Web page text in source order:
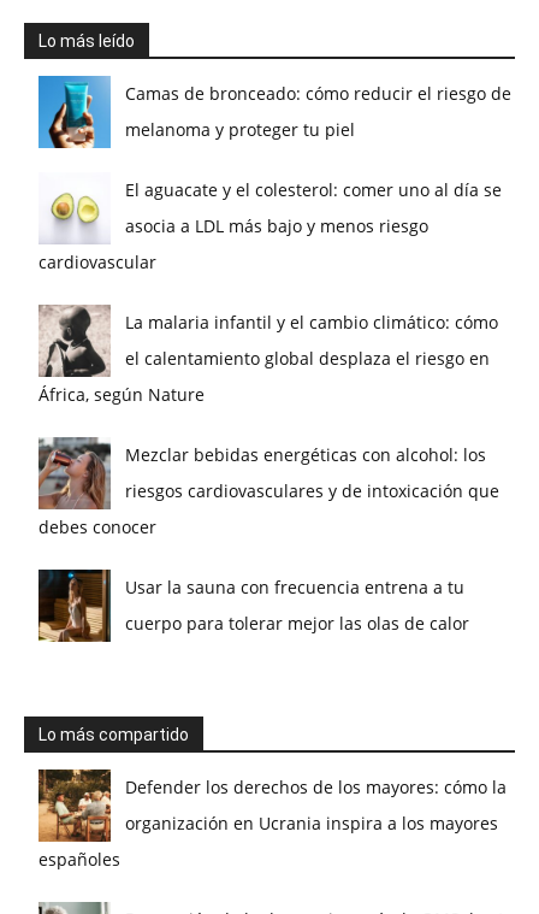
Lo más leído
Camas de bronceado: cómo reducir el riesgo de
melanoma y proteger tu piel
El aguacate y el colesterol: comer uno al día se
asocia a LDL más bajo y menos riesgo
cardiovascular
La malaria infantil y el cambio climático: cómo
el calentamiento global desplaza el riesgo en
África, según Nature
Mezclar bebidas energéticas con alcohol: los
riesgos cardiovasculares y de intoxicación que
debes conocer
Usar la sauna con frecuencia entrena a tu
cuerpo para tolerar mejor las olas de calor
Lo más compartido
Defender los derechos de los mayores: cómo la
organización en Ucrania inspira a los mayores
españoles